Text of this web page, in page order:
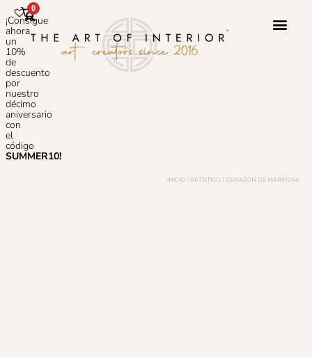
¡Consigue
ahora
un
10%
de
descuento
por
nuestro
décimo
aniversario
con
el
código
SUMMER10!
0
INICIO / ARTÍSTICO / CORAZÓN DE MARIPOSA